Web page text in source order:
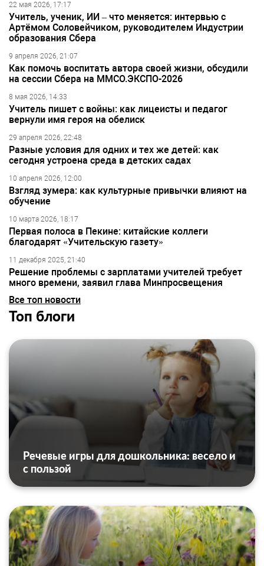
22 мая 2026, 17:17
Учитель, ученик, ИИ – что меняется: интервью с
Артёмом Соловейчиком, руководителем Индустрии
образования Сбера
9 апреля 2026, 21:07
Как помочь воспитать автора своей жизни, обсудили
на сессии Сбера на ММСО.ЭКСПО-2026
8 мая 2026, 14:33
Учитель пишет с войны: как лицеисты и педагог
вернули имя героя на обелиск
29 апреля 2026, 22:48
Разные условия для одних и тех же детей: как
сегодня устроена среда в детских садах
10 апреля 2026, 12:00
Взгляд зумера: как культурные привычки влияют на
обучение
10 марта 2026, 18:17
Первая полоса в Пекине: китайские коллеги
благодарят «Учительскую газету»
11 декабря 2025, 21:40
Решение проблемы с зарплатами учителей требует
много времени, заявил глава Минпросвещения
Все топ новости
Топ блоги
Речевые игры для дошкольника: весело и
с пользой